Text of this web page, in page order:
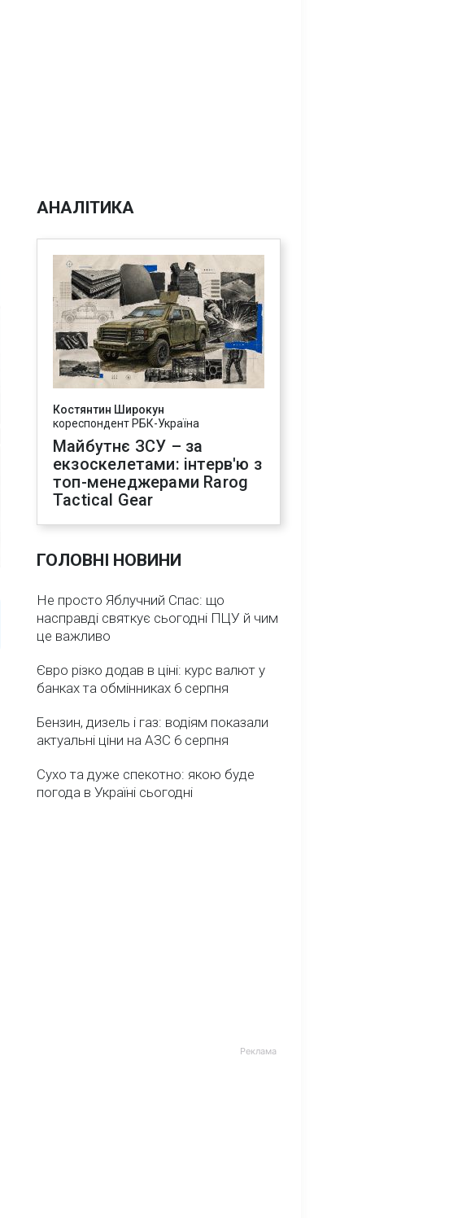
АНАЛІТИКА
Костянтин Широкун
кореспондент РБК-Україна
Майбутнє ЗСУ – за
екзоскелетами: інтерв'ю з
топ-менеджерами Rarog
Tactical Gear
ГОЛОВНІ НОВИНИ
Не просто Яблучний Спас: що
насправді святкує сьогодні ПЦУ й чим
це важливо
Євро різко додав в ціні: курс валют у
банках та обмінниках 6 серпня
Бензин, дизель і газ: водіям показали
актуальні ціни на АЗС 6 серпня
Сухо та дуже спекотно: якою буде
погода в Україні сьогодні